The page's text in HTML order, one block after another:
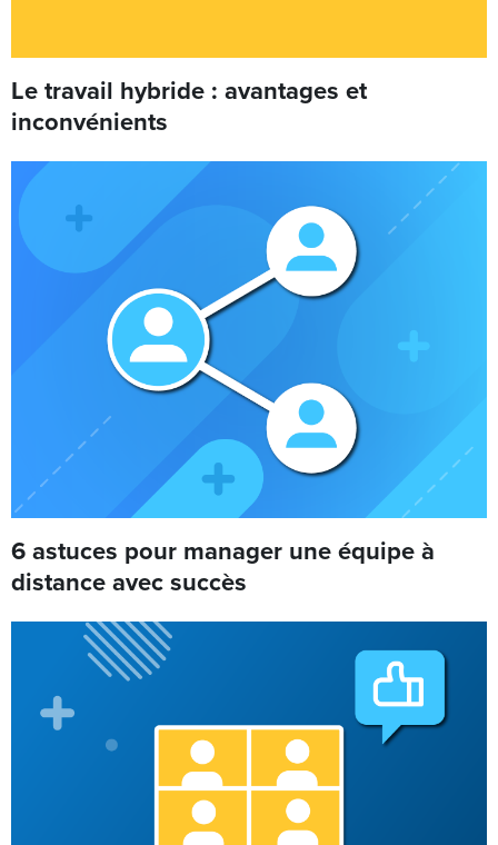
Le travail hybride : avantages et
inconvénients
6 astuces pour manager une équipe à
distance avec succès